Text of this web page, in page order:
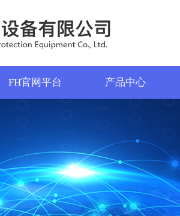
FH官网平台 产品中心